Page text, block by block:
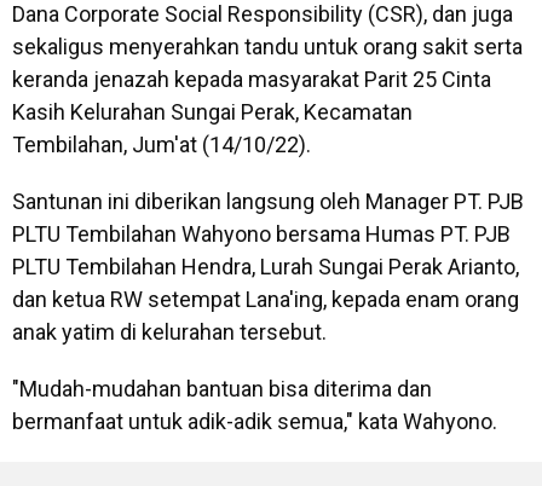
Dana Corporate Social Responsibility (CSR), dan juga
sekaligus menyerahkan tandu untuk orang sakit serta
keranda jenazah kepada masyarakat Parit 25 Cinta
Kasih Kelurahan Sungai Perak, Kecamatan
Tembilahan, Jum'at (14/10/22).
Santunan ini diberikan langsung oleh Manager PT. PJB
PLTU Tembilahan Wahyono bersama Humas PT. PJB
PLTU Tembilahan Hendra, Lurah Sungai Perak Arianto,
dan ketua RW setempat Lana'ing, kepada enam orang
anak yatim di kelurahan tersebut.
"Mudah-mudahan bantuan bisa diterima dan
bermanfaat untuk adik-adik semua," kata Wahyono.